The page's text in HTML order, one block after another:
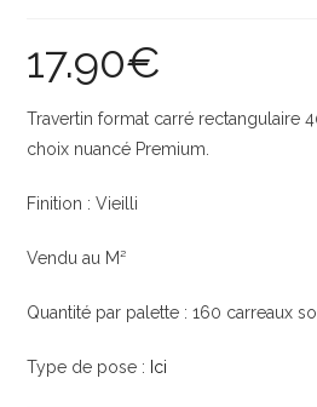
17.90€
Travertin format carré rectangulaire
choix nuancé Premium.
Finition : Vieilli
Vendu au M²
Quantité par palette : 160 carreaux
Type de pose : Ici